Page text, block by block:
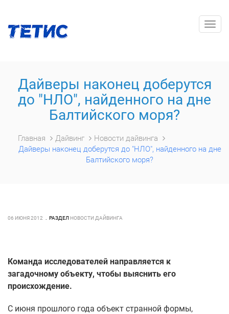
Дайверы наконец доберутся
до "НЛО", найденного на дне
Балтийского моря?
Главная Дайвинг
Новости дайвинга
Дайверы наконец доберутся до "НЛО", найденного на дне
Балтийского моря?
06 ИЮНЯ 2012 РАЗДЕЛ НОВОСТИ ДАЙВИНГА
Команда исследователей направляется к
загадочному объекту, чтобы выяснить его
происхождение.
С июня прошлого года объект странной формы,